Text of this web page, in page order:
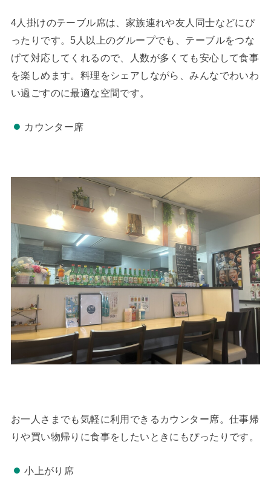
4人掛けのテーブル席は、家族連れや友人同士などにぴ
ったりです。5人以上のグループでも、テーブルをつな
げて対応してくれるので、人数が多くても安心して食事
を楽しめます。料理をシェアしながら、みんなでわいわ
い過ごすのに最適な空間です。
カウンター席
お一人さまでも気軽に利用できるカウンター席。仕事帰
りや買い物帰りに食事をしたいときにもぴったりです。
小上がり席